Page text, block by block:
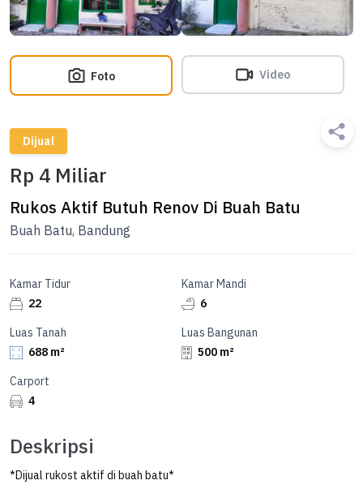
Foto Video
Dijual
Rp 4 Miliar
Rukos Aktif Butuh Renov Di Buah Batu
Buah Batu, Bandung
Kamar Tidur
22
Kamar Mandi
6
Luas Tanah
688 m²
Luas Bangunan
500 m²
Carport
4
Deskripsi
*Dijual rukost aktif di buah batu*